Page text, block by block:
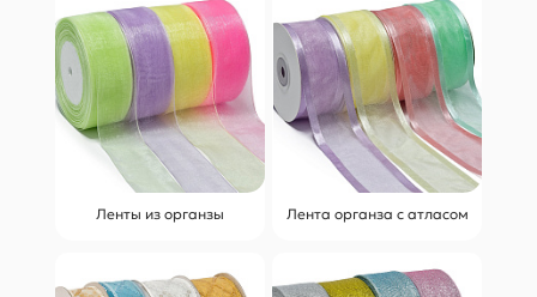
Ленты из органзы Лента органза с атласом